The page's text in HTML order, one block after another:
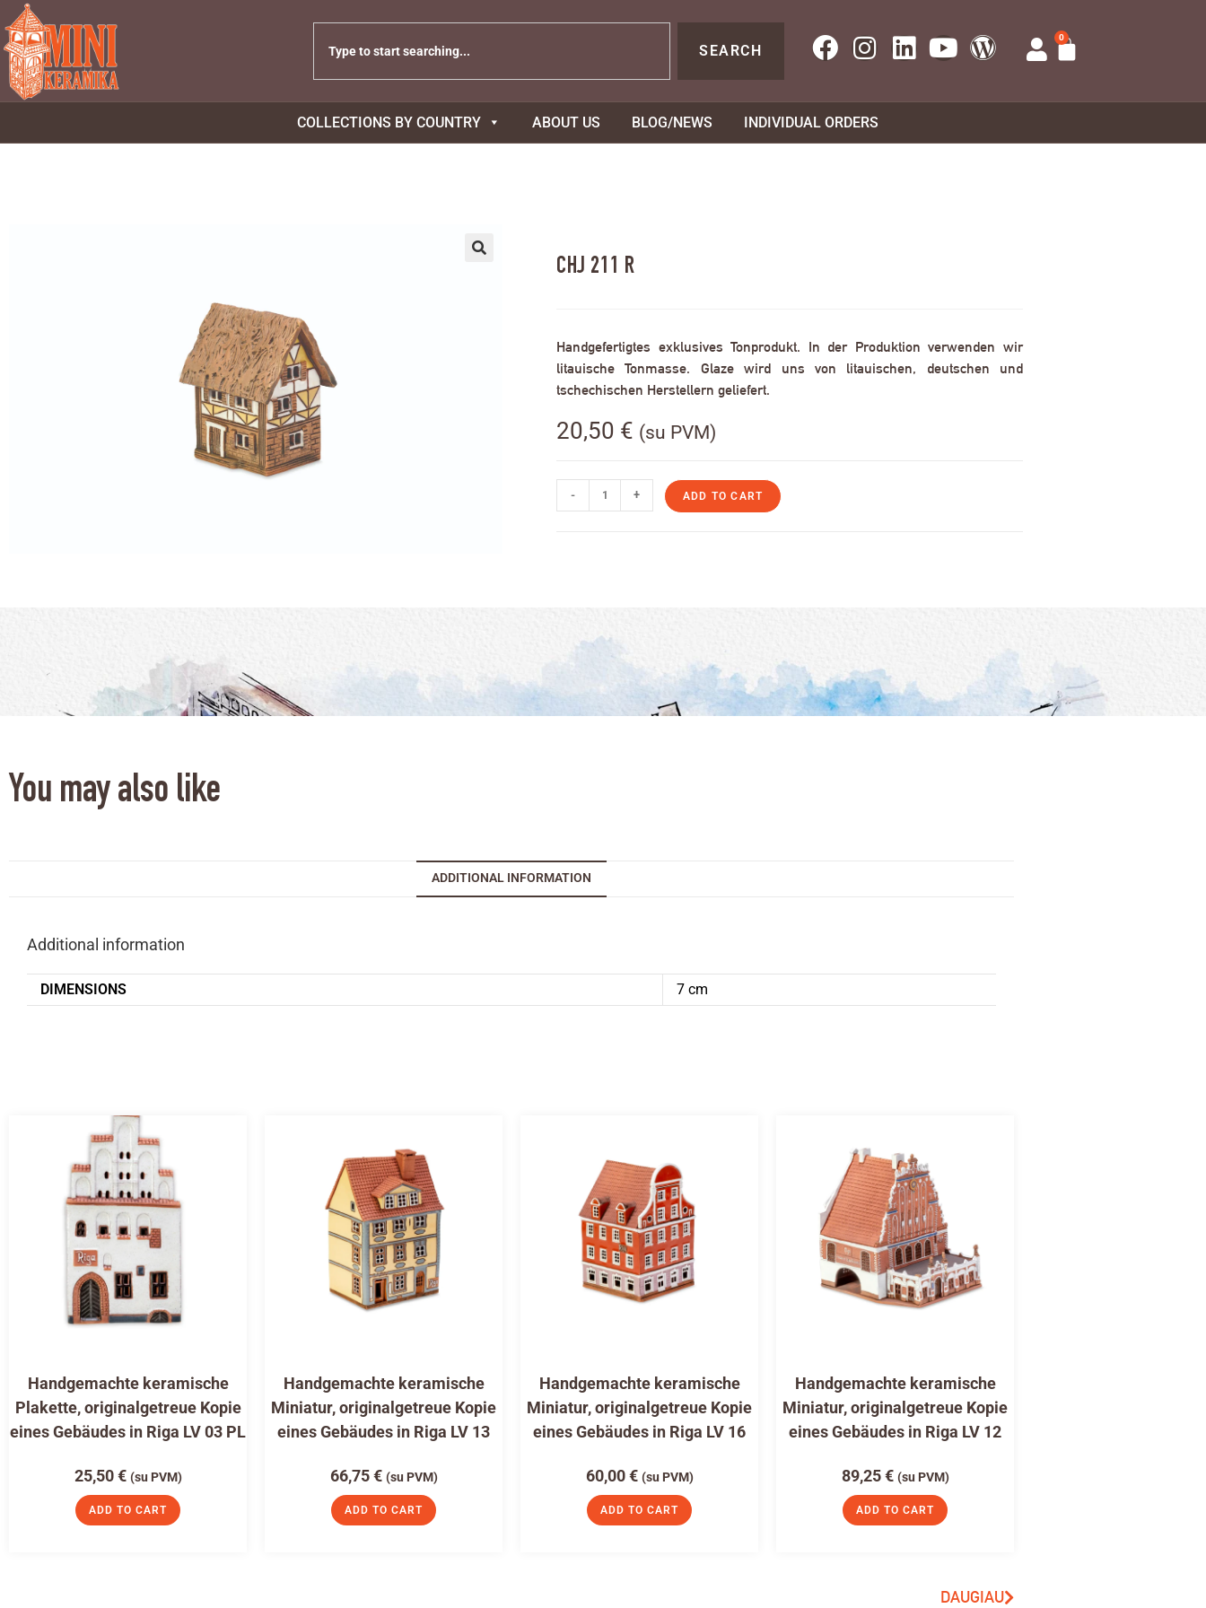
SEARCH
0
COLLECTIONS BY COUNTRY ABOUT US BLOG/NEWS INDIVIDUAL ORDERS
CHJ 211 R
Handgefertigtes exklusives Tonprodukt. In der Produktion verwenden wir
litauische Tonmasse. Glaze wird uns von litauischen, deutschen und
tschechischen Herstellern geliefert.
20,50 € (su PVM)
- + ADD TO CART
You may also like
ADDITIONAL INFORMATION
Additional information
DIMENSIONS 7 cm
Handgemachte keramische
Plakette, originalgetreue Kopie
eines Gebäudes in Riga LV 03 PL
25,50€ (su PVM)
ADD TO CART
Handgemachte keramische
Miniatur, originalgetreue Kopie
eines Gebäudes in Riga LV 13
66,75€ (su PVM)
ADD TO CART
Handgemachte keramische
Miniatur, originalgetreue Kopie
eines Gebäudes in Riga LV 16
60,00€ (su PVM)
ADD TO CART
Handgemachte keramische
Miniatur, originalgetreue Kopie
eines Gebäudes in Riga LV 12
89,25€ (su PVM)
ADD TO CART
DAUGIAU